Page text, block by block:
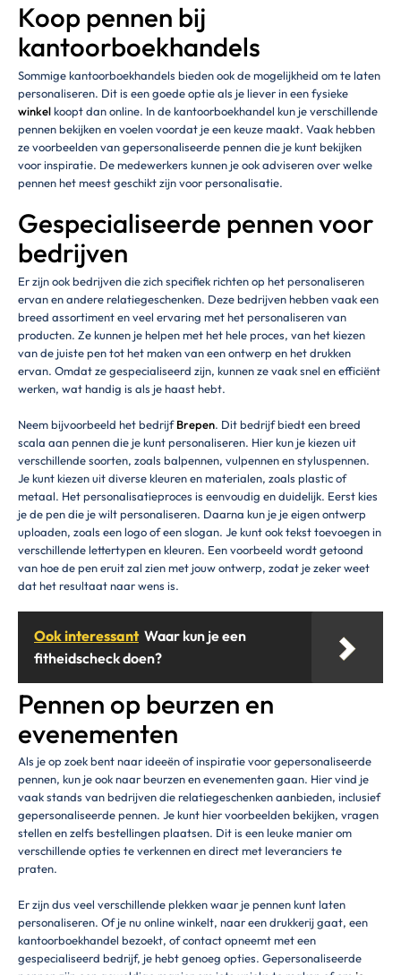
Koop pennen bij
kantoorboekhandels
Sommige kantoorboekhandels bieden ook de mogelijkheid om te laten
personaliseren. Dit is een goede optie als je liever in een fysieke
winkelkoopt dan online. In de kantoorboekhandel kun je verschillende
pennen bekijken en voelen voordat je een keuze maakt. Vaak hebben
ze voorbeelden van gepersonaliseerde pennen die je kunt bekijken
voor inspiratie. De medewerkers kunnen je ook adviseren over welke
pennen het meest geschikt zijn voor personalisatie.
Gespecialiseerde pennen voor
bedrijven
Er zijn ook bedrijven die zich specifiek richten op het personaliseren
ervan en andere relatiegeschenken. Deze bedrijven hebben vaak een
breed assortiment en veel ervaring met het personaliseren van
producten. Ze kunnen je helpen met het hele proces, van het kiezen
van de juiste pen tot het maken van een ontwerp en het drukken
ervan. Omdat ze gespecialiseerd zijn, kunnen ze vaak snel en efficiënt
werken, wat handig is als je haast hebt.
Neem bijvoorbeeld het bedrijfBrepen. Dit bedrijf biedt een breed
scala aan pennen die je kunt personaliseren. Hier kun je kiezen uit
verschillende soorten, zoals balpennen, vulpennen en styluspennen.
Je kunt kiezen uit diverse kleuren en materialen, zoals plastic of
metaal. Het personalisatieproces is eenvoudig en duidelijk. Eerst kies
je de pen die je wilt personaliseren. Daarna kun je je eigen ontwerp
uploaden, zoals een logo of een slogan. Je kunt ook tekst toevoegen in
verschillende lettertypen en kleuren. Een voorbeeld wordt getoond
van hoe de pen eruit zal zien met jouw ontwerp, zodat je zeker weet
dat het resultaat naar wens is.
Ook interessant Waar kun je een
fitheidscheck doen?
Pennen op beurzen en
evenementen
Als je op zoek bent naar ideeën of inspiratie voor gepersonaliseerde
pennen, kun je ook naar beurzen en evenementen gaan. Hier vind je
vaak stands van bedrijven die relatiegeschenken aanbieden, inclusief
gepersonaliseerde pennen. Je kunt hier voorbeelden bekijken, vragen
stellen en zelfs bestellingen plaatsen. Dit is een leuke manier om
verschillende opties te verkennen en direct met leveranciers te
praten.
Er zijn dus veel verschillende plekken waar je pennen kunt laten
personaliseren. Of je nu online winkelt, naar een drukkerij gaat, een
kantoorboekhandel bezoekt, of contact opneemt met een
gespecialiseerd bedrijf, je hebt genoeg opties. Gepersonaliseerde